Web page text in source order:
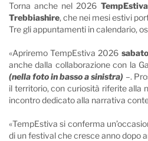
Torna anche nel 2026
Trebbiashire, che nei mesi estivi
Tre gli appuntamenti in calendario,
«Apriremo TempEstiva 2026
anche dalla collaborazione con la
(nella foto in basso a sinistra) –.
il territorio, con curiosità riferite alla
incontro dedicato alla narrativa
«TempEstiva si conferma
di un festival che cresce anno dopo